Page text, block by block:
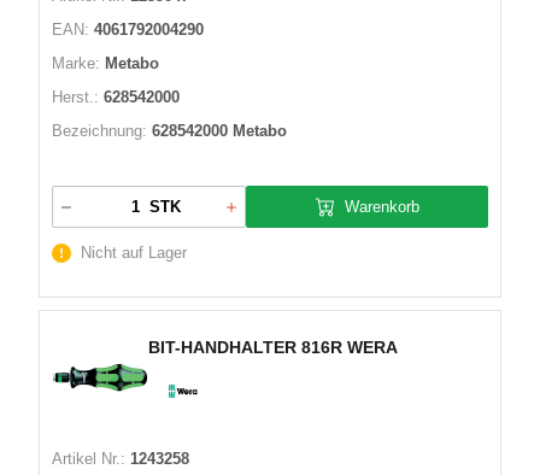
EAN: 4061792004290
Marke: Metabo
Herst.: 628542000
Bezeichnung: 628542000 Metabo
STK Warenkorb
Nicht auf Lager
BIT-HANDHALTER 816R WERA
Artikel Nr.: 1243258